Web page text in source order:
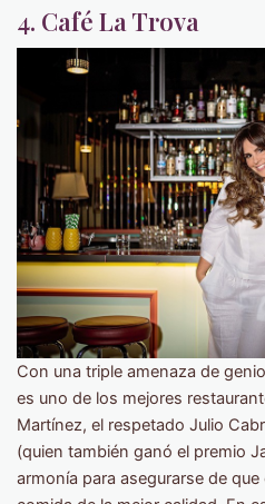
4. Café La Trova
Con una triple amenaza de
es uno de los mejores
Martínez, el respetado Julio
(quien también ganó el premio
armonía para asegurarse de